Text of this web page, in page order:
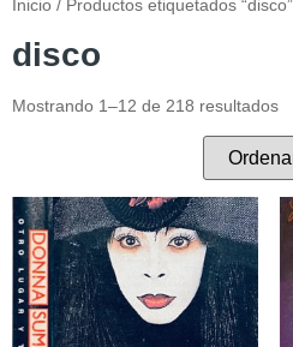
Inicio / Productos etiquetados “disco”
disco
Mostrando 1–12 de 218 resultados